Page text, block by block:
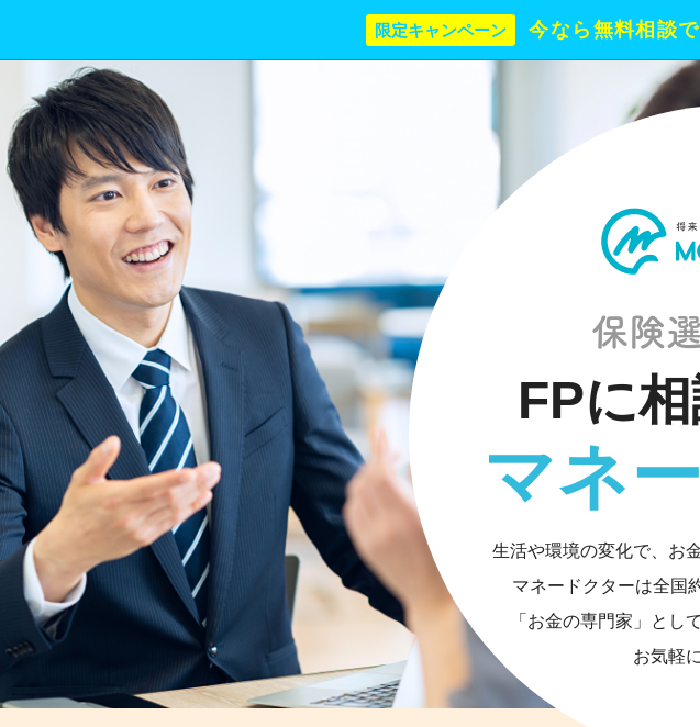
限定キャンペーン 今なら無料相談で
保険選
FPに
マネ
生活や環境の変化で、 お
マネードクターは全国
「お金の専門家」として
お気軽